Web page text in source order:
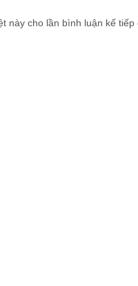
này cho lần bình luận kế tiếp